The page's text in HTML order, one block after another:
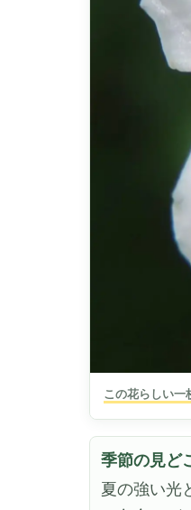
この花らしい一
季節の見ど
夏の強い光